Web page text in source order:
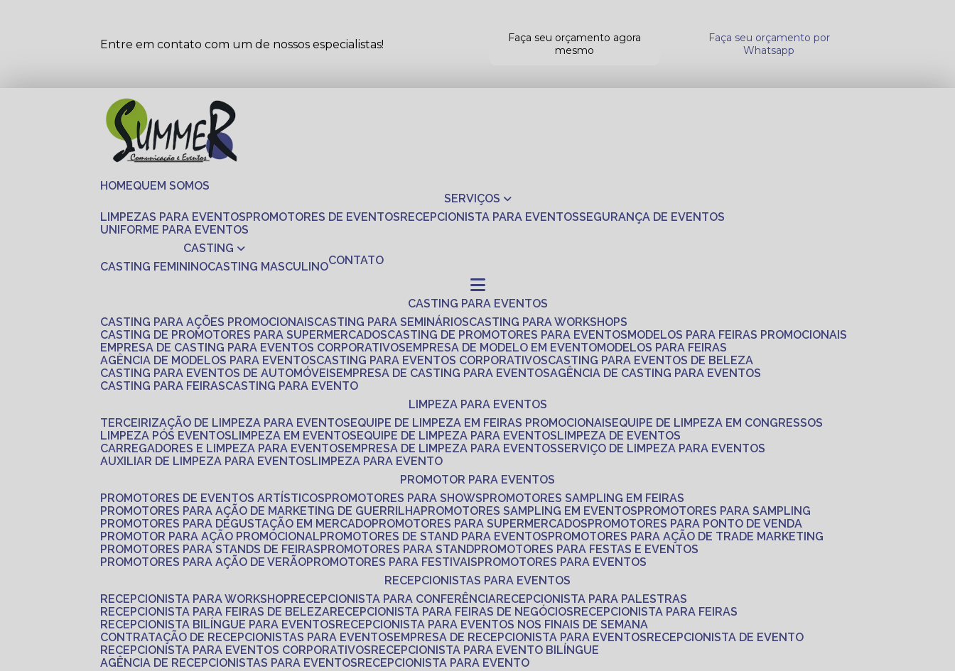
Entre em contato com um de nossos especialistas!
Faça seu orçamento agora
mesmo
Faça seu orçamento por
Whatsapp
HOME
QUEM SOMOS
SERVIÇOS
LIMPEZAS PARA EVENTOS
PROMOTORES DE EVENTOS RECEPCIONISTA PARA EVENTOS SEGURANÇA DE EVENTOS
UNIFORME PARA EVENTOS
CASTING
CASTING FEMININO CASTING MASCULINO CONTATO
CASTING PARA EVENTOS
CASTING PARA AÇÕES PROMOCIONAIS
CASTING PARA SEMINÁRIOS
CASTING PARA WORKSHOPS
CASTING DE PROMOTORES PARA SUPERMERCADOS
CASTING DE PROMOTORES PARA EVENTOS
MODELOS PARA FEIRAS PROMOCIONAIS
EMPRESA DE CASTING PARA EVENTOS CORPORATIVOS
EMPRESA DE MODELO EM EVENTO
MODELOS PARA FEIRAS
AGÊNCIA DE MODELOS PARA EVENTOS
CASTING PARA EVENTOS CORPORATIVOS
CASTING PARA EVENTOS DE BELEZA
CASTING PARA EVENTOS DE AUTOMÓVEIS
EMPRESA DE CASTING PARA EVENTOS
AGÊNCIA DE CASTING PARA EVENTOS
CASTING PARA FEIRAS
CASTING PARA EVENTO
LIMPEZA PARA EVENTOS
TERCEIRIZAÇÃO DE LIMPEZA PARA EVENTOS
EQUIPE DE LIMPEZA EM FEIRAS PROMOCIONAIS
EQUIPE DE LIMPEZA EM CONGRESSOS
LIMPEZA PÓS EVENTOS
LIMPEZA EM EVENTOS EQUIPE DE LIMPEZA PARA EVENTOS
LIMPEZA DE EVENTOS
CARREGADORES E LIMPEZA PARA EVENTOS
EMPRESA DE LIMPEZA PARA EVENTOS SERVIÇO DE LIMPEZA PARA EVENTOS
AUXILIAR DE LIMPEZA PARA EVENTOS
LIMPEZA PARA EVENTO
PROMOTOR PARA EVENTOS
PROMOTORES DE EVENTOS ARTÍSTICOS
PROMOTORES PARA SHOWS
PROMOTORES SAMPLING EM FEIRAS
PROMOTORES PARA AÇÃO DE MARKETING DE GUERRILHA PROMOTORES SAMPLING EM EVENTOS
PROMOTORES PARA SAMPLING
PROMOTORES PARA DEGUSTAÇÃO EM MERCADO PROMOTORES PARA SUPERMERCADOS
PROMOTORES PARA PONTO DE VENDA
PROMOTOR PARA AÇÃO PROMOCIONAL
PROMOTORES DE STAND PARA EVENTOS
PROMOTORES PARA AÇÃO DE TRADE MARKETING
PROMOTORES PARA STANDS DE FEIRAS
PROMOTORES PARA STAND PROMOTORES PARA FESTAS E EVENTOS
PROMOTORES PARA AÇÃO DE VERÃO PROMOTORES PARA FESTIVAIS
PROMOTORES PARA EVENTOS
RECEPCIONISTAS PARA EVENTOS
RECEPCIONISTA PARA WORKSHOP
RECEPCIONISTA PARA CONFERÊNCIA
RECEPCIONISTA PARA PALESTRAS
RECEPCIONISTA PARA FEIRAS DE BELEZA
RECEPCIONISTA PARA FEIRAS DE NEGÓCIOS
RECEPCIONISTA PARA FEIRAS
RECEPCIONISTA BILÍNGUE PARA EVENTOS
RECEPCIONISTA PARA EVENTOS NOS FINAIS DE SEMANA
CONTRATAÇÃO DE RECEPCIONISTAS PARA EVENTOS
EMPRESA DE RECEPCIONISTA PARA EVENTOS
RECEPCIONISTA DE EVENTO
RECEPCIONISTA PARA EVENTOS CORPORATIVOS
RECEPCIONISTA PARA EVENTO BILÍNGUE
AGÊNCIA DE RECEPCIONISTAS PARA EVENTOS
RECEPCIONISTA PARA EVENTO